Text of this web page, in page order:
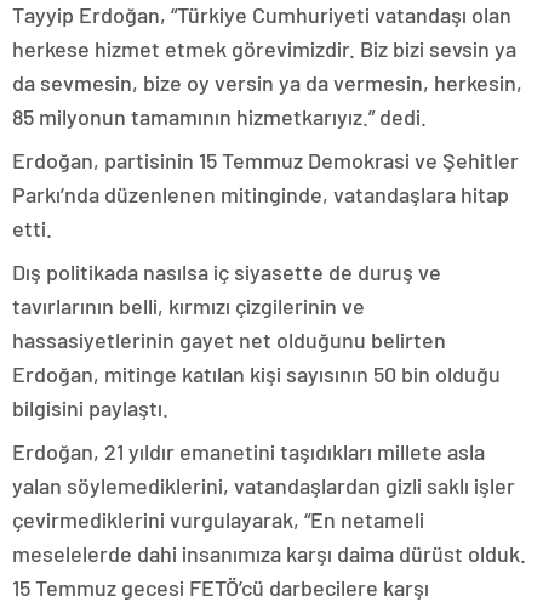
Tayyip Erdoğan, “Türkiye Cumhuriyeti vatandaşı olan
herkese hizmet etmek görevimizdir. Biz bizi sevsin ya
da sevmesin, bize oy versin ya da vermesin, herkesin,
85 milyonun tamamının hizmetkarıyız.” dedi.
Erdoğan, partisinin 15 Temmuz Demokrasi ve Şehitler
Parkı’nda düzenlenen mitinginde, vatandaşlara hitap
etti.
Dış politikada nasılsa iç siyasette de duruş ve
tavırlarının belli, kırmızı çizgilerinin ve
hassasiyetlerinin gayet net olduğunu belirten
Erdoğan, mitinge katılan kişi sayısının 50 bin olduğu
bilgisini paylaştı.
Erdoğan, 21 yıldır emanetini taşıdıkları millete asla
yalan söylemediklerini, vatandaşlardan gizli saklı işler
çevirmediklerini vurgulayarak, “En netameli
meselelerde dahi insanımıza karşı daima dürüst olduk.
15 Temmuz gecesi FETÖ’cü darbecilere karşı